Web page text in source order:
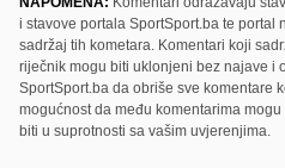
i stavove portala SportSport.ba te portal
sadržaj tih kometara. Komentari koji
riječnik mogu biti uklonjeni bez najave i
SportSport.ba da obriše sve komentare
mogućnost da među komentarima
biti u suprotnosti sa vašim uvjerenjima.